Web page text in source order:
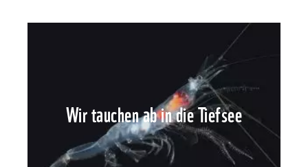
Wir tauchen ab in die Tiefsee